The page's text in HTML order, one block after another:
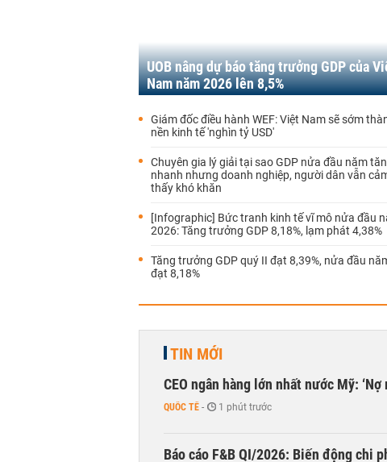
UOB nâng dự báo tăng trưởng GDP của
Nam năm 2026 lên 8,5%
Giám đốc điều hành WEF: Việt Nam sẽ sớm
nền kinh tế 'nghìn tỷ USD'
Chuyên gia lý giải tại sao GDP nửa đầu năm
nhanh nhưng doanh nghiệp, người dân vẫn
thấy khó khăn
[Infographic] Bức tranh kinh tế vĩ mô nửa đầu
2026: Tăng trưởng GDP 8,18%, lạm phát 4,38%
Tăng trưởng GDP quý II đạt 8,39%, nửa đầu
đạt 8,18%
TIN MỚI
CEO ngân hàng lớn nhất nước Mỹ:
QUỐC TẾ - 1 phút trước
Báo cáo F&B QI/2026: Biến động chi